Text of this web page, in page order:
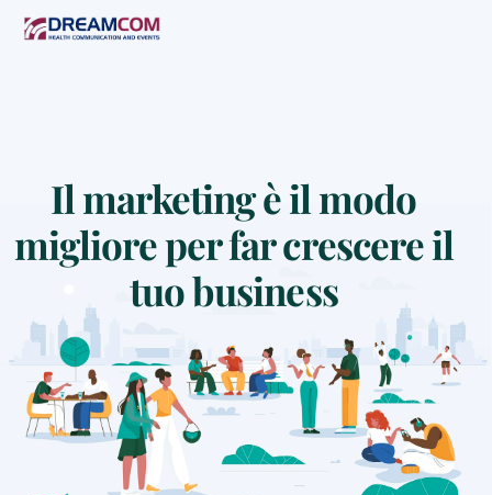
Il marketing è il modo
migliore per far crescere il
tuo business